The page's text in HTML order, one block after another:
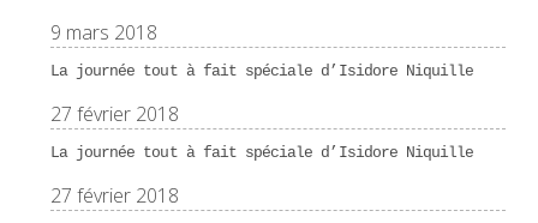
9 mars 2018
La journée tout à fait spéciale d’Isidore Niquille
27 février 2018
La journée tout à fait spéciale d’Isidore Niquille
27 février 2018